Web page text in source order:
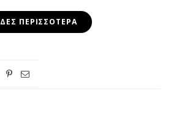
ΔΕΣ ΠΕΡΙΣΣΌΤΕΡΑ